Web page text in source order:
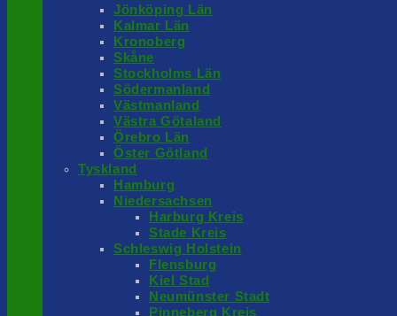
Jönköping Län
Kalmar Län
Kronoberg
Skåne
Stockholms Län
Södermanland
Västmanland
Västra Götaland
Örebro Län
Öster Götland
Tyskland
Hamburg
Niedersachsen
Harburg Kreis
Stade Kreis
Schleswig Holstein
Flensburg
Kiel Stad
Neumünster Stadt
Pinneberg Kreis